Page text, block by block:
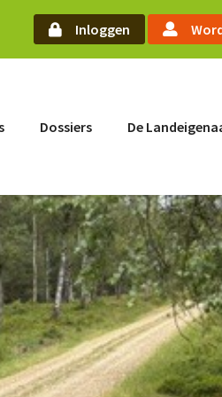
Inloggen
Dossiers De